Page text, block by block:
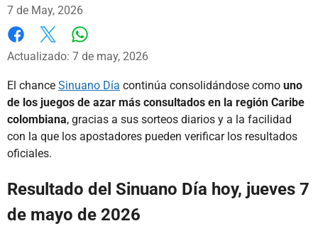
7 de May, 2026
Facebook
X
Actualizado: 7 de may, 2026
El chance Sinuano Día continúa consolidándose como uno
de los juegos de azar más consultados en la región Caribe
colombiana, gracias a sus sorteos diarios y a la facilidad
con la que los apostadores pueden verificar los resultados
oficiales.
Resultado del Sinuano Día hoy, jueves 7
de mayo de 2026